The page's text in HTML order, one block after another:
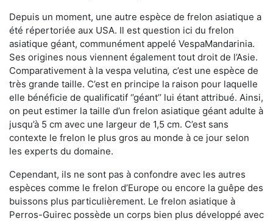
Depuis un moment, une autre espèce de frelon asiatique a
été répertoriée aux USA. Il est question ici du frelon
asiatique géant, communément appelé VespaMandarinia.
Ses origines nous viennent également tout droit de l’Asie.
Comparativement à la vespa velutina, c’est une espèce de
très grande taille. C’est en principe la raison pour laquelle
elle bénéficie de qualificatif ‘’géant’’ lui étant attribué. Ainsi,
on peut estimer la taille d’un frelon asiatique géant adulte à
jusqu’à 5 cm avec une largeur de 1,5 cm. C’est sans
contexte le frelon le plus gros au monde à ce jour selon
les experts du domaine.
Cependant, ils ne sont pas à confondre avec les autres
espèces comme le frelon d’Europe ou encore la guêpe des
buissons plus particulièrement. Le frelon asiatique à
Perros-Guirec possède un corps bien plus développé avec